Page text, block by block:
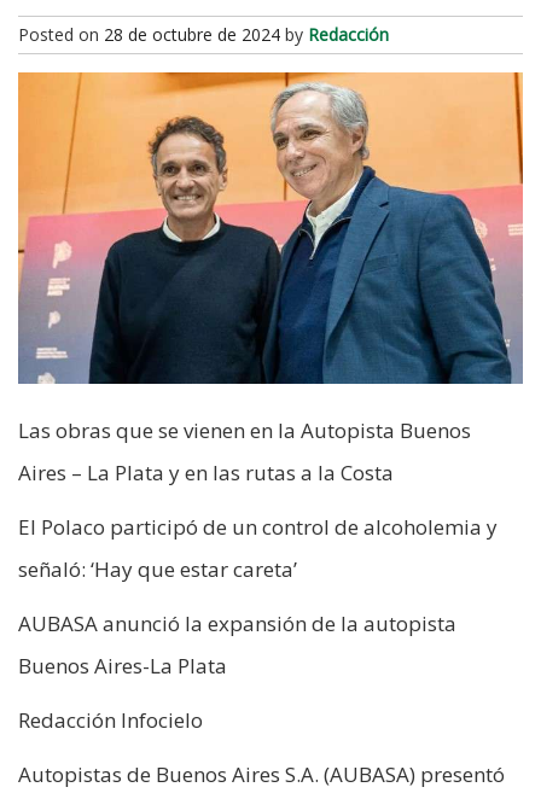
Posted on 28 de octubre de 2024 by Redacción
Las obras que se vienen en la Autopista Buenos
Aires – La Plata y en las rutas a la Costa
El Polaco participó de un control de alcoholemia y
señaló: ‘Hay que estar careta’
AUBASA anunció la expansión de la autopista
Buenos Aires-La Plata
Redacción Infocielo
Autopistas de Buenos Aires S.A. (AUBASA) presentó